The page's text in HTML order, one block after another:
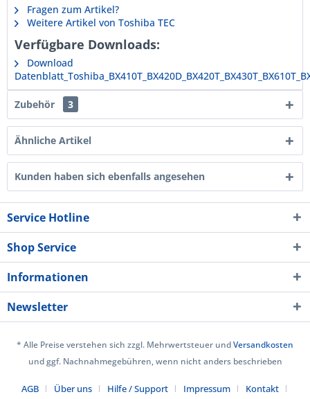
Fragen zum Artikel?
Weitere Artikel von Toshiba TEC
Verfügbare Downloads:
Download
Zubehör 3
Ähnliche Artikel
Kunden haben sich ebenfalls angesehen
Service Hotline
Shop Service
Informationen
Newsletter
* Alle Preise verstehen sich zzgl. Mehrwertsteuer undVersandkosten
und ggf. Nachnahmegebühren, wenn nicht anders beschrieben
AGB Über uns Hilfe / Support Impressum
Kontakt